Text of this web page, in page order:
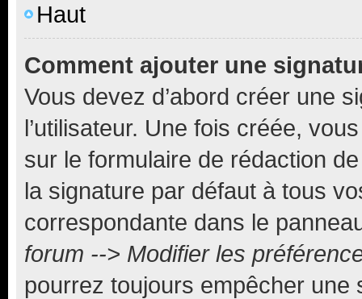
Haut
Comment ajouter une
Vous devez d’abord créer une
l’utilisateur. Une fois créée,
sur le formulaire de rédaction
la signature par défaut à tous
correspondante dans le
forum --> Modifier les
pourrez toujours empêcher une